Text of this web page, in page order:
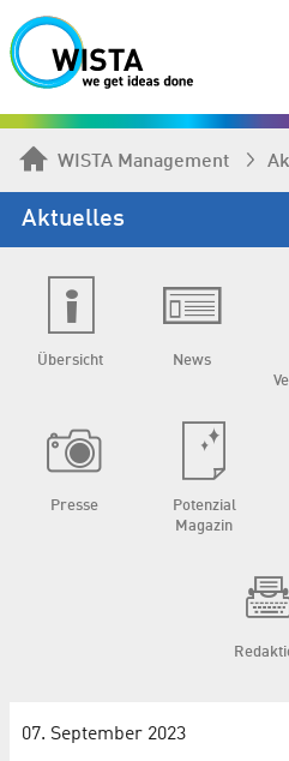
WISTA Management
Aktuelles
Übersicht News
Presse
Potenzial
Magazin
07. September 2023